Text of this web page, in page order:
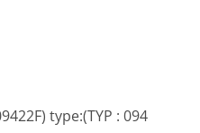
type:(TYP : 094